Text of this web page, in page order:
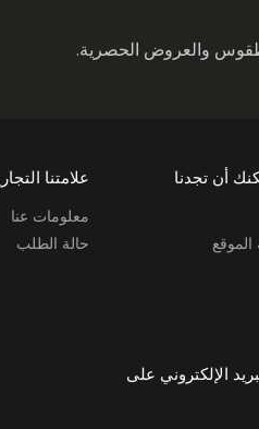
والعروض الحصرية.
أن تجدنا علامتنا
معلومات عنا
حالة الطلب
الإلكتروني على